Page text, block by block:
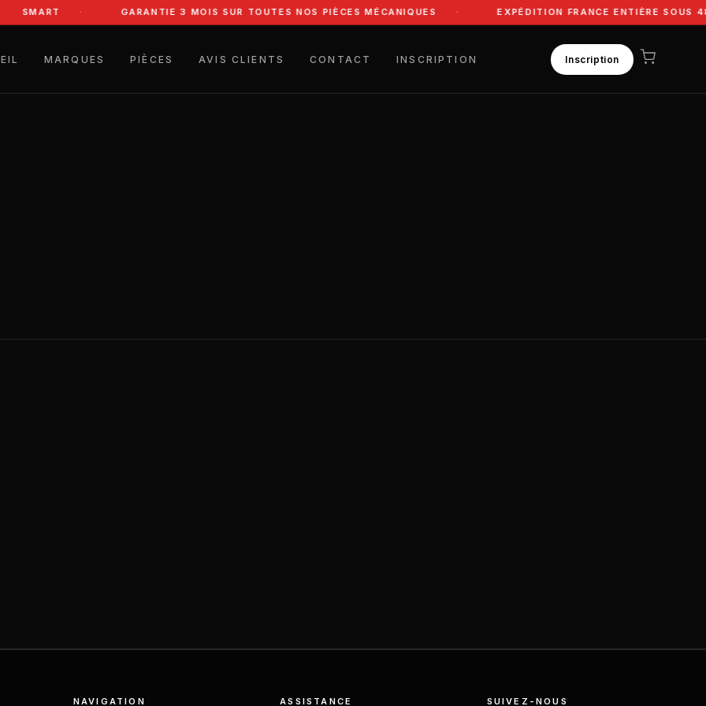
SMART GARANTIE 3 MOIS SUR TOUTES NOS PIÈCES MÉCANIQUES EXPÉDITION FRANCE ENTIÈRE SOUS
MARQUES PIÈCES AVIS CLIENTS CONTACT INSCRIPTION Inscription
NAVIGATION ASSISTANCE SUIVEZ-NOUS